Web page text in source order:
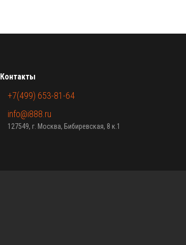
Контакты
+7(499) 653-81-64
info@i888.ru
127549, г. Москва, Бибиревская, 8 к.1